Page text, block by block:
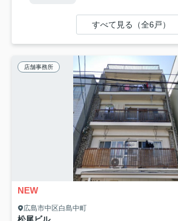
すべて見る（全6戸）
店舗事務所
NEW
広島市中区白島中町